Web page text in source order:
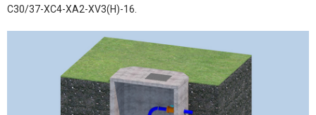
C30/37-XC4-XA2-XV3(H)-16.